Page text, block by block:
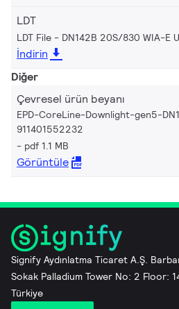
LDT
LDT File - DN142B 20S/830 WIA-E
İndirin
Diğer
Çevresel ürün beyanı
EPD-CoreLine-Downlight-gen5-
911401552232
pdf 1.1 MB
Görüntüle
Signify Aydınlatma Ticaret A.Ş.
Sokak Palladium Tower No: 2 Floor:
Türkiye